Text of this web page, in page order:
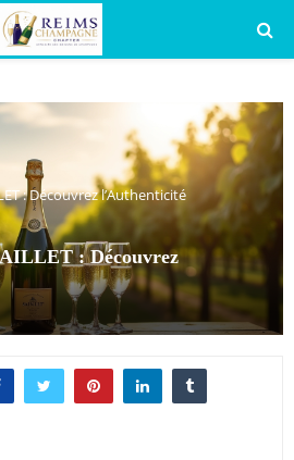
: Découvrez l’Authenticité
: Découvrez